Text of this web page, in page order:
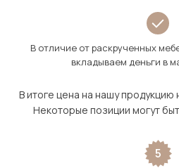
В отличие от раскрученных
вкладываем деньги в
В итоге цена на нашу продукцию
Некоторые позиции могут
5